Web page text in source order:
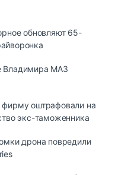
обновляют 65-
Владимира МАЗ
оштрафовали на
экс-таможенника
дрона повредили